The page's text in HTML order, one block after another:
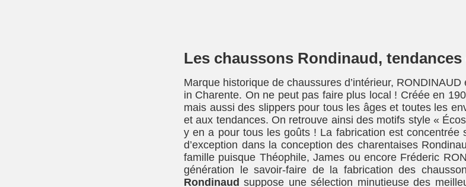
Les chaussons Rondinaud,
Marque historique de chaussures d’intérieur,
in Charente. On ne peut pas faire plus local ! Créée en
mais aussi des slippers pour tous les âges et toutes les
et aux tendances. On retrouve ainsi des motifs style «
y en a pour tous les goûts ! La fabrication est concentrée
d’exception dans la conception des charentaises
famille puisque Théophile, James ou encore Fréderic
génération le savoir-faire de la fabrication des
Rondinaud suppose une sélection minutieuse des